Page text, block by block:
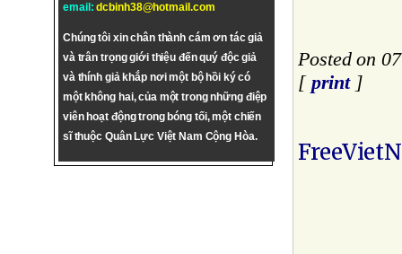
email:dcbinh38@hotmail.com
Chúng tôi xin chân thành cám ơn tác giả
và trân trọng giới thiệu đến quý độc giả
và thính giả khắp nơi một bộ hồi ký có
một không hai, của một trong những điệp
viên hoạt động trong bóng tối, một chiến
sĩ thuộc Quân Lực Việt Nam Cộng Hòa.
Posted on
[ print]